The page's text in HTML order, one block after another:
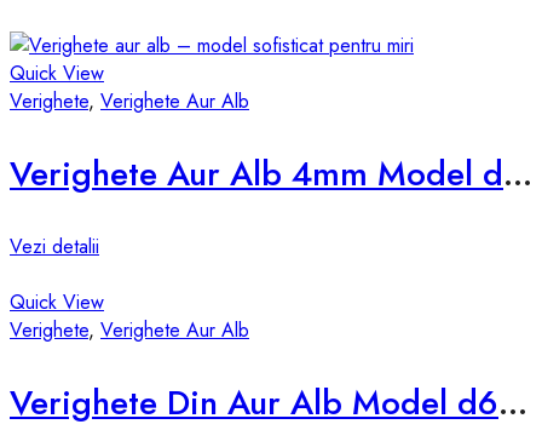
Quick View
Verighete, Verighete Aur Alb
Verighete Aur Alb 4mm Model d825-a
Vezi detalii
Quick View
Verighete, Verighete Aur Alb
Verighete Din Aur Alb Model d631-a